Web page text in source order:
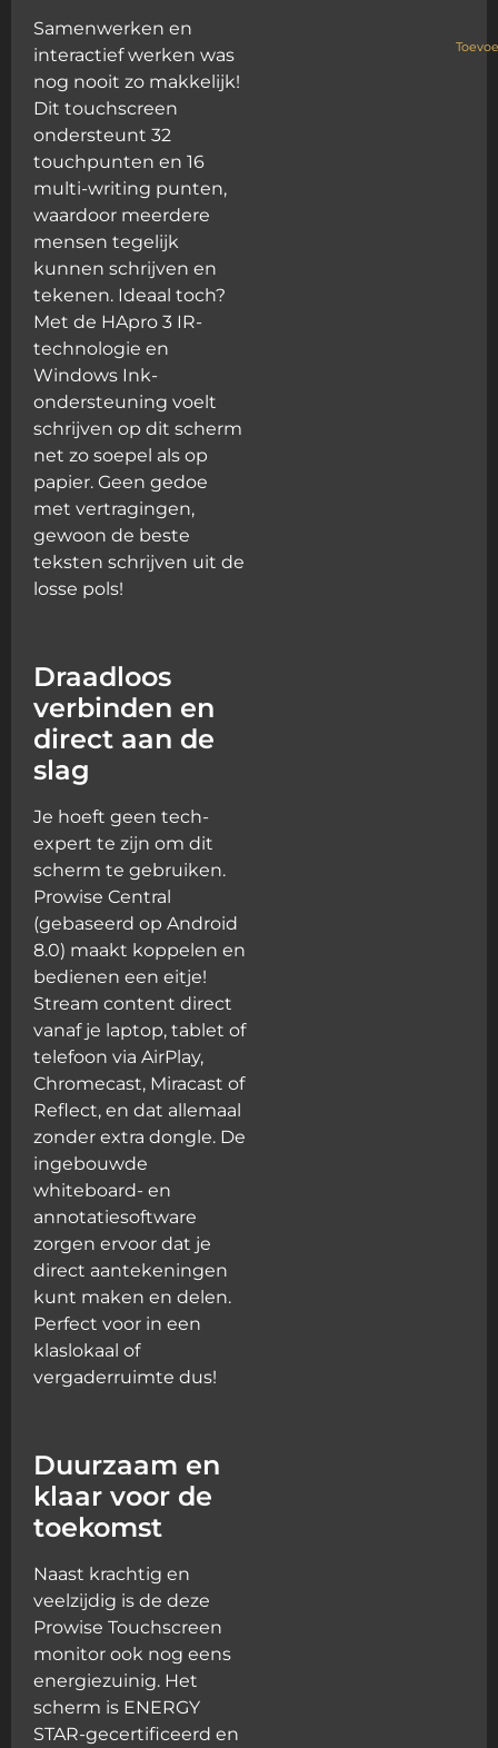
Samenwerken en
interactief werken was
nog nooit zo makkelijk!
Dit touchscreen
ondersteunt 32
touchpunten en 16
multi-writing punten,
waardoor meerdere
mensen tegelijk
kunnen schrijven en
tekenen. Ideaal toch?
Met de HApro 3 IR-
technologie en
Windows Ink-
ondersteuning voelt
schrijven op dit scherm
net zo soepel als op
papier. Geen gedoe
met vertragingen,
gewoon de beste
teksten schrijven uit de
losse pols!
Draadloos
verbinden en
direct aan de
slag
Je hoeft geen tech-
expert te zijn om dit
scherm te gebruiken.
Prowise Central
(gebaseerd op Android
8.0) maakt koppelen en
bedienen een eitje!
Stream content direct
vanaf je laptop, tablet of
telefoon via AirPlay,
Chromecast, Miracast of
Reflect, en dat allemaal
zonder extra dongle. De
ingebouwde
whiteboard- en
annotatiesoftware
zorgen ervoor dat je
direct aantekeningen
kunt maken en delen.
Perfect voor in een
klaslokaal of
vergaderruimte dus!
Duurzaam en
klaar voor de
toekomst
Naast krachtig en
veelzijdig is de deze
Prowise Touchscreen
monitor ook nog eens
energiezuinig. Het
scherm is ENERGY
STAR-gecertificeerd en